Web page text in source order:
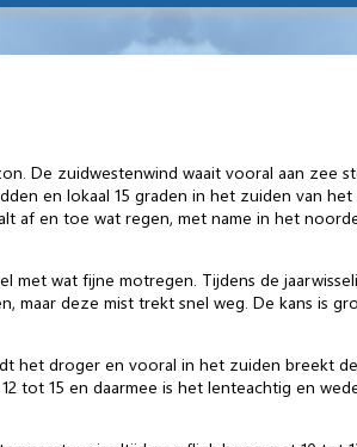
De zuidwestenwind waait vooral aan zee
en lokaal 15 graden in het zuiden van
en toe wat regen, met name in het
met wat fijne motregen. Tijdens de
maar deze mist trekt snel weg. De kans is
het droger en vooral in het zuiden breekt
tot 15 en daarmee is het lenteachtig en